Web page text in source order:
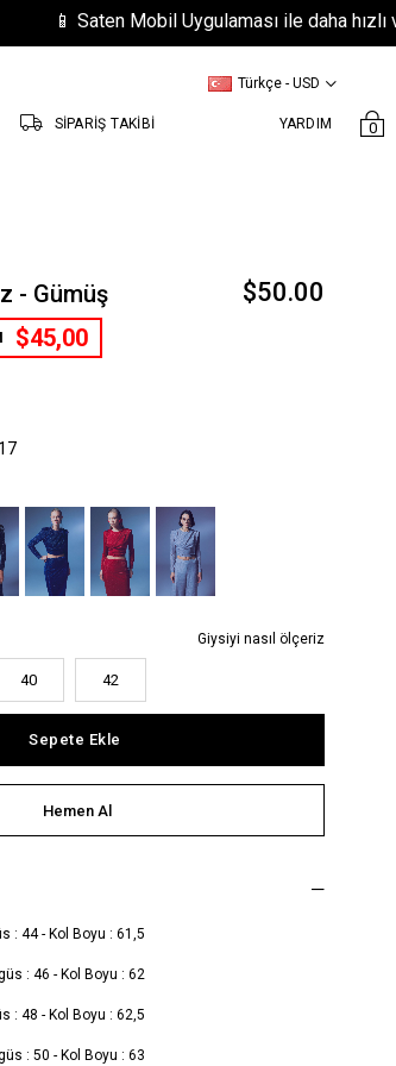
📱 Saten Mobil Uygulaması ile daha hızlı ve
YARDIM
Türkçe - USD
0
SİPARİŞ TAKİBİ
- Gümüş $50.00
$45,00
Giysiyi nasıl ölçeriz
40 42
: 44 - Kol Boyu : 61,5
: 46 - Kol Boyu : 62
: 48 - Kol Boyu : 62,5
: 50 - Kol Boyu : 63